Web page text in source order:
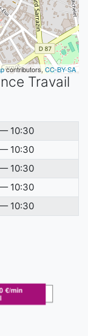
contributors, CC-BY-SA
Travail
10:30
10:30
10:30
10:30
10:30